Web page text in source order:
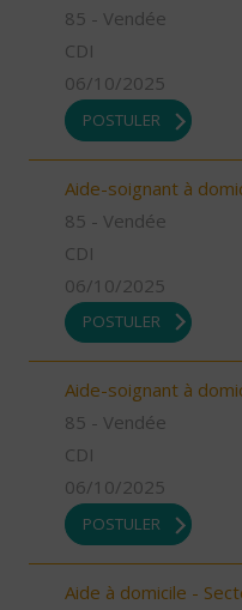
85 - Vendée
CDI
06/10/2025
POSTULER
Aide-soignant à
85 - Vendée
CDI
06/10/2025
POSTULER
Aide-soignant à
85 - Vendée
CDI
06/10/2025
POSTULER
Aide à domicile -